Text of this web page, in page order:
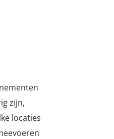
zijn,
locaties